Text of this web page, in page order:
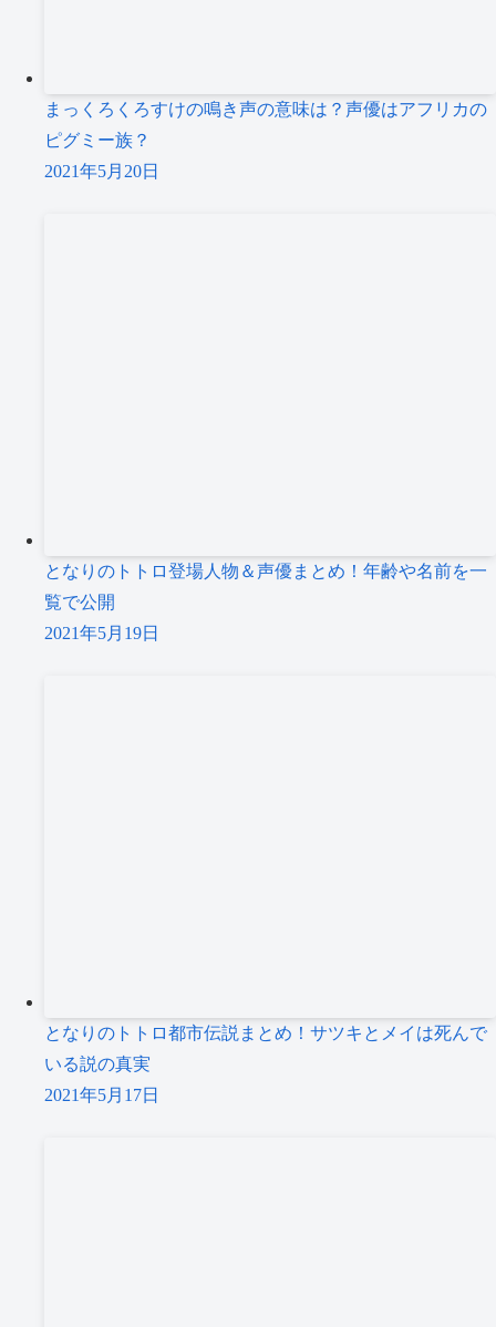
まっくろくろすけの鳴き声の意味は？声優はアフリカの
ピグミー族？
2021年5月20日
となりのトトロ登場人物＆声優まとめ！年齢や名前を一
覧で公開
2021年5月19日
となりのトトロ都市伝説まとめ！サツキとメイは死んで
いる説の真実
2021年5月17日